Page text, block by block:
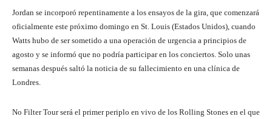
Jordan se incorporó repentinamente a los ensayos de la gira, que comenzará
oficialmente este próximo domingo en St. Louis (Estados Unidos), cuando
Watts hubo de ser sometido a una operación de urgencia a principios de
agosto y se informó que no podría participar en los conciertos. Solo unas
semanas después saltó la noticia de su fallecimiento en una clínica de
Londres.
No Filter Tour será el primer periplo en vivo de los Rolling Stones en el que